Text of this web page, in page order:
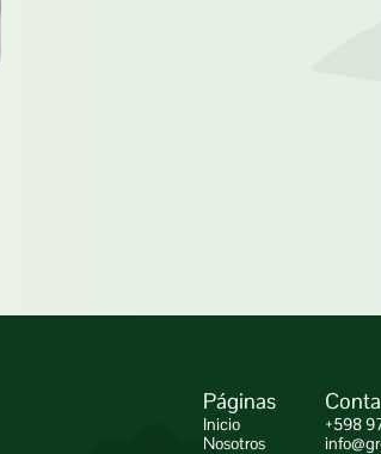
Páginas
Inicio
Nosotros
+598